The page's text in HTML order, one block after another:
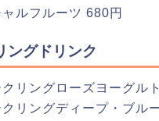
ャルフルーツ 680円
ングドリンク
クリングローズヨーグル
クリングディープ・ブル